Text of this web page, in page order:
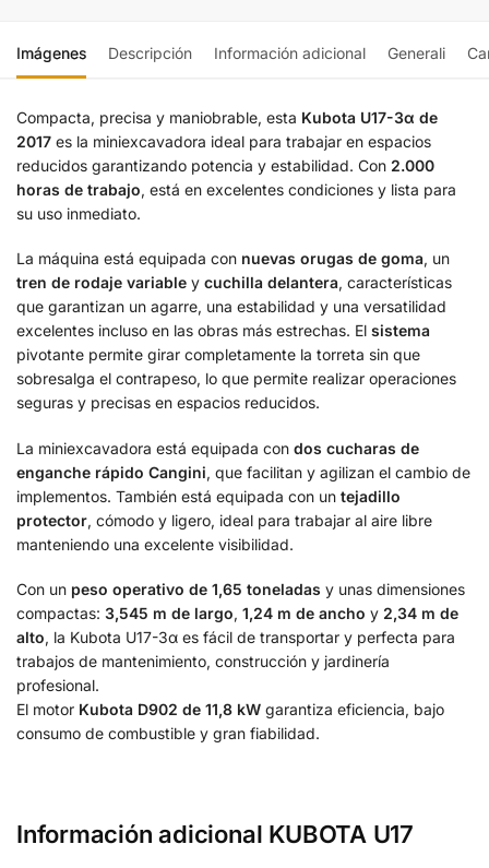
Imágenes Descripción Información adicional Generali
Compacta, precisa y maniobrable, esta Kubota U17-3α de
2017 es la miniexcavadora ideal para trabajar en espacios
reducidos garantizando potencia y estabilidad. Con 2.000
horas de trabajo, está en excelentes condiciones y lista para
su uso inmediato.
La máquina está equipada con nuevas orugas de goma, un
tren de rodaje variable y cuchilla delantera, características
que garantizan un agarre, una estabilidad y una versatilidad
excelentes incluso en las obras más estrechas. El sistema
pivotante permite girar completamente la torreta sin que
sobresalga el contrapeso, lo que permite realizar operaciones
seguras y precisas en espacios reducidos.
La miniexcavadora está equipada con dos cucharas de
enganche rápido Cangini, que facilitan y agilizan el cambio de
implementos. También está equipada con un tejadillo
protector, cómodo y ligero, ideal para trabajar al aire libre
manteniendo una excelente visibilidad.
Con un peso operativo de 1,65 toneladas y unas dimensiones
compactas: 3,545 m de largo, 1,24 m de ancho y 2,34 m de
alto, la Kubota U17-3α es fácil de transportar y perfecta para
trabajos de mantenimiento, construcción y jardinería
profesional.
El motor Kubota D902 de 11,8 kW garantiza eficiencia, bajo
consumo de combustible y gran fiabilidad.
Información adicional KUBOTA U17